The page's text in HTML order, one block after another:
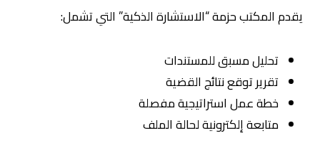
يقدم المكتب حزمة “الاستشارة الذكية” التي تشمل:
تحليل مسبق للمستندات
تقرير توقع نتائج القضية
خطة عمل استراتيجية مفصلة
متابعة إلكترونية لحالة الملف